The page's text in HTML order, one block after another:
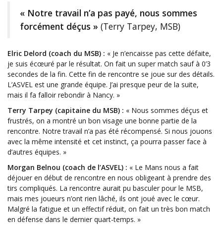
« Notre travail n’a pas payé, nous sommes
forcément déçus » (Terry Tarpey, MSB)
Elric Delord (coach du MSB) : « Je n’encaisse pas cette défaite,
je suis écœuré par le résultat. On fait un super match sauf à 0’3
secondes de la fin. Cette fin de rencontre se joue sur des détails.
L’ASVEL est une grande équipe. J’ai presque peur de la suite,
mais il fa falloir rebondir à Nancy. »
Terry Tarpey (capitaine du MSB) : « Nous sommes déçus et
frustrés, on a montré un bon visage une bonne partie de la
rencontre. Notre travail n’a pas été récompensé. Si nous jouons
avec la même intensité et cet instinct, ça pourra passer face à
d’autres équipes. »
Morgan Belnou (coach de l’ASVEL) : « Le Mans nous a fait
déjouer en début de rencontre en nous obligeant à prendre des
tirs compliqués. La rencontre aurait pu basculer pour le MSB,
mais mes joueurs n’ont rien lâché, ils ont joué avec le cœur.
Malgré la fatigue et un effectif réduit, on fait un très bon match
en défense dans le dernier quart-temps. »